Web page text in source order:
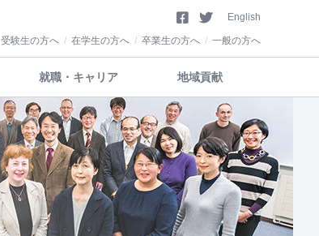
English
受験生の方へ 在学生の方へ 卒業生の方へ 一般の方へ
就職・キャリア 地域貢献